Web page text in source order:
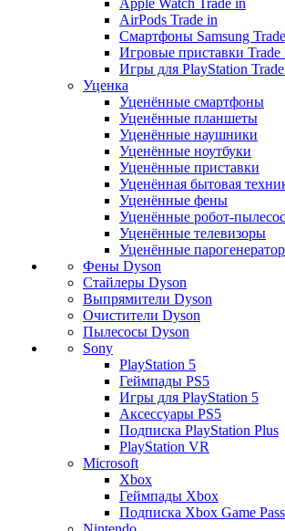
Apple Watch Trade in
AirPods Trade in
Смартфоны Samsung
Игровые приставки Trade
Игры для PlayStation
Уценка
Уценённые смартфоны
Уценённые планшеты
Уценённые наушники
Уценённые ноутбуки
Уценённые приставки
Уценённая бытовая
Уценённые фены
Уценённые робот-
Уценённые телевизоры
Уценённые
Фены Dyson
Стайлеры Dyson
Выпрямители Dyson
Очистители Dyson
Пылесосы Dyson
Sony
PlayStation 5
Геймпады PS5
Игры для PlayStation 5
Аксессуары PS5
Подписка PlayStation Plus
PlayStation VR
Microsoft
Xbox
Геймпады Xbox
Подписка Xbox Game Pass